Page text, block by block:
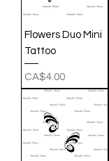
Flowers Duo Mini
Tattoo
Price
CA$4.00